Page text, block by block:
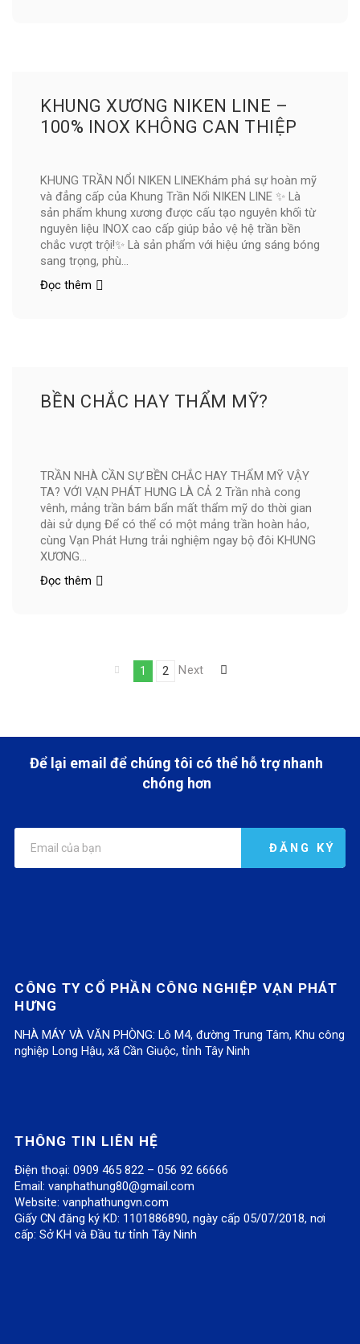
KHUNG XƯƠNG NIKEN LINE –
100% INOX KHÔNG CAN THIỆP
KHUNG TRẦN NỔI NIKEN LINEKhám phá sự hoàn mỹ
và đẳng cấp của Khung Trần Nổi NIKEN LINE ✨ Là
sản phẩm khung xương được cấu tạo nguyên khối từ
nguyên liệu INOX cao cấp giúp bảo vệ hệ trần bền
chắc vượt trội!✨ Là sản phẩm với hiệu ứng sáng bóng
sang trọng, phù...
Đọc thêm KHUNG
KHÔNG
BỀN CHẮC HAY THẨM MỸ?
TRẦN NHÀ CẦN SỰ BỀN CHẮC HAY THẨM MỸ VẬY
TA? VỚI VẠN PHÁT HƯNG LÀ CẢ 2 Trần nhà cong
vênh, mảng trần bám bẩn mất thẩm mỹ do thời gian
dài sử dụng Để có thể có một mảng trần hoàn hảo,
cùng Vạn Phát Hưng trải nghiệm ngay bộ đôi KHUNG
XƯƠNG...
Đọc thêm BỀN
Điều
bài
Page
1 Page
2
Next
Để lại email để chúng tôi có thể hỗ trợ nhanh
chóng hơn
CÔNG TY CỔ PHẦN CÔNG NGHIỆP VẠN PHÁT
HƯNG
NHÀ MÁY VÀ VĂN PHÒNG: Lô M4, đường Trung Tâm, Khu công
nghiệp Long Hậu, xã Cần Giuộc, tỉnh Tây Ninh
THÔNG TIN LIÊN HỆ
Điện thoại: 0909 465 822 – 056 92 66666
Email:vanphathung80@gmail.com
Website:vanphathungvn.com
Giấy CN đăng ký KD: 1101886890, ngày cấp 05/07/2018, nơi
cấp: Sở KH và Đầu tư tỉnh Tây Ninh